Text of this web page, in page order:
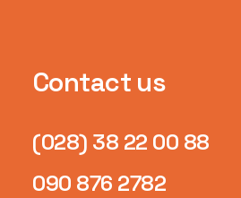
Contact us
(028) 38 22 00 88
090 876 2782